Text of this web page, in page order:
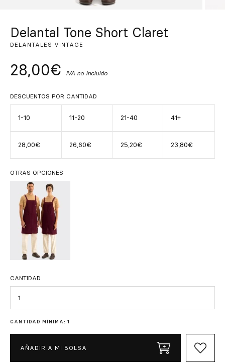
Delantal Tone Short Claret
DELANTALES VINTAGE
28,00€ IVA no incluido
DESCUENTOS POR CANTIDAD
1-10 11-20 21-40 41+
28,00€ 26,60€ 25,20€ 23,80€
OTRAS OPCIONES
CANTIDAD
CANTIDAD MÍNIMA: 1
AÑADIR A MI BOLSA